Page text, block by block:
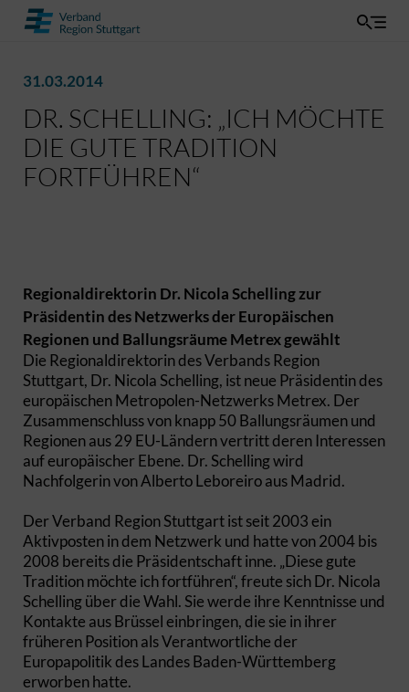
31.03.2014
DR. SCHELLING: „ICH MÖCHTE
DIE GUTE TRADITION
FORTFÜHREN“
Regionaldirektorin Dr. Nicola Schelling zur
Präsidentin des Netzwerks der Europäischen
Regionen und Ballungsräume Metrex gewählt
Die Regionaldirektorin des Verbands Region
Stuttgart, Dr. Nicola Schelling, ist neue Präsidentin des
europäischen Metropolen-Netzwerks Metrex. Der
Zusammenschluss von knapp 50 Ballungsräumen und
Regionen aus 29 EU-Ländern vertritt deren Interessen
auf europäischer Ebene. Dr. Schelling wird
Nachfolgerin von Alberto Leboreiro aus Madrid.
Der Verband Region Stuttgart ist seit 2003 ein
Aktivposten in dem Netzwerk und hatte von 2004 bis
2008 bereits die Präsidentschaft inne. „Diese gute
Tradition möchte ich fortführen“, freute sich Dr. Nicola
Schelling über die Wahl. Sie werde ihre Kenntnisse und
Kontakte aus Brüssel einbringen, die sie in ihrer
früheren Position als Verantwortliche der
Europapolitik des Landes Baden-Württemberg
erworben hatte.